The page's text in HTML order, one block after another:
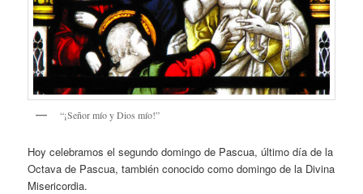
“¡Señor mío y Dios mío!”
Hoy celebramos el segundo domingo de Pascua, último día de la
Octava de Pascua, también conocido como domingo de la Divina
Misericordia.